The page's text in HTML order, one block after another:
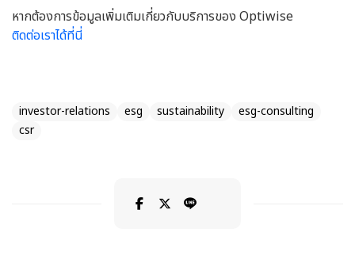
หากต้องการข้อมูลเพิ่มเติมเกี่ยวกับบริการของ Optiwise
ติดต่อเราได้ที่นี่
investor-relations esg sustainability
esg-consulting
csr